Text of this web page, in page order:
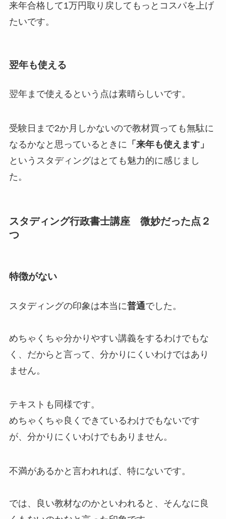
来年合格して1万円取り戻してもっとコスパを上げ
たいです。
翌年も使える
翌年まで使えるという点は素晴らしいです。
受験日まで2か月しかないので教材買っても無駄に
なるかなと思っているときに 「来年も使えます」
というスタディングはとても魅力的に感じまし
た。
スタディング行政書士講座 微妙だった点２
つ
特徴がない
スタディングの印象は本当に普通でした。
めちゃくちゃ分かりやすい講義をするわけでもな
く、だからと言って、分かりにくいわけではあり
ません。
テキストも同様です。
めちゃくちゃ良くできているわけでもないです
が、分かりにくいわけでもありません。
不満があるかと言われれば、特にないです。
では、良い教材なのかといわれると、そんなに良